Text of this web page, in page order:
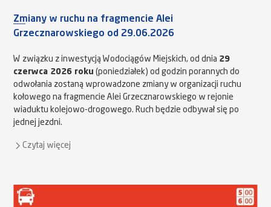
Zmiany w ruchu na fragmencie Alei
Grzecznarowskiego od 29.06.2026
W związku z inwestycją Wodociągów Miejskich, od dnia 29
czerwca 2026 roku (poniedziałek) od godzin porannych do
odwołania zostaną wprowadzone zmiany w organizacji ruchu
kołowego na fragmencie Alei Grzecznarowskiego w rejonie
wiaduktu kolejowo-drogowego. Ruch będzie odbywał się po
jednej jezdni.
Czytaj więcej